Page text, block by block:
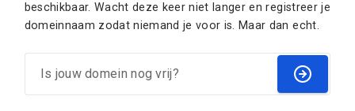
beschikbaar. Wacht deze keer niet langer en registreer je
domeinnaam zodat niemand je voor is. Maar dan echt.